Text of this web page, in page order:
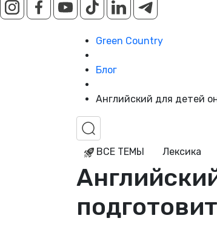
Green Country
Блог
Английский для детей
ВСЕ ТЕМЫ Лексика